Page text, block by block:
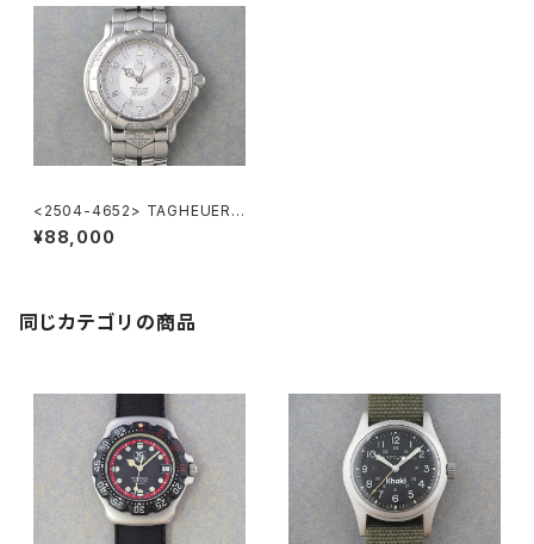
<2504-4652> TAGHEUER
6000
¥88,000
同じカテゴリの商品